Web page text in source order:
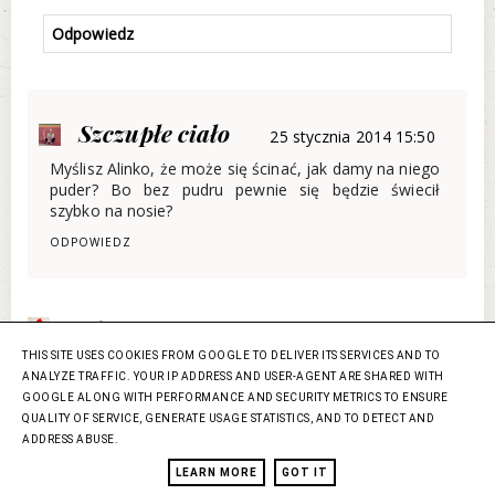
Odpowiedz
Szczupłe ciało
25 stycznia 2014 15:50
Myślisz Alinko, że może się ścinać, jak damy na niego
puder? Bo bez pudru pewnie się będzie świecił
szybko na nosie?
ODPOWIEDZ
PTysiowa
Ja przez caly rok mam zaczerwieniony nos. Jak nie zimno,
to alergia. Jeszcze kiedy indziej moje wrazliwe naczynka.
Nie stosuje podkladow, pudrow i innych tego typu
specyfikow. Nie przeszkadza mi to na codzien, ale jak
widze swoje zdjecia, to czasem zastanawiam sie, czy nie
sprobowac czegos maskujacego. Po namysle dochodze
THIS SITE USES COOKIES FROM GOOGLE TO DELIVER ITS SERVICES AND TO
ANALYZE TRAFFIC. YOUR IP ADDRESS AND USER-AGENT ARE SHARED WITH
GOOGLE ALONG WITH PERFORMANCE AND SECURITY METRICS TO ENSURE
QUALITY OF SERVICE, GENERATE USAGE STATISTICS, AND TO DETECT AND
ADDRESS ABUSE.
LEARN MORE GOT IT